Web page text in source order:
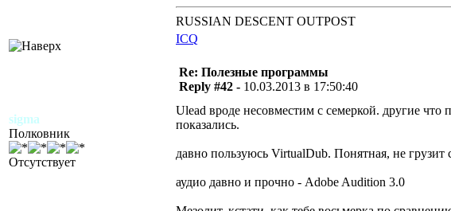
RUSSIAN DESCENT OUTPOST
ICQ
sigma
Полковник
Отсутствует
Re: Полезные программы
Reply #42 - 10.03.2013 в 17:50:40
Ulead вроде несовместим с семеркой. другие
показались.
давно пользуюсь VirtualDub. Понятная, не грузит
аудио давно и прочно - Adobe Audition 3.0